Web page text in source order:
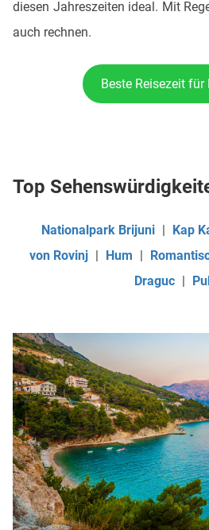
diesen Jahreszeiten ideal. Mit
auch rechnen.
Beste Reisezeit für
Top
Nationalpark Brijuni Kap
von Rovinj
Hum
Draguc